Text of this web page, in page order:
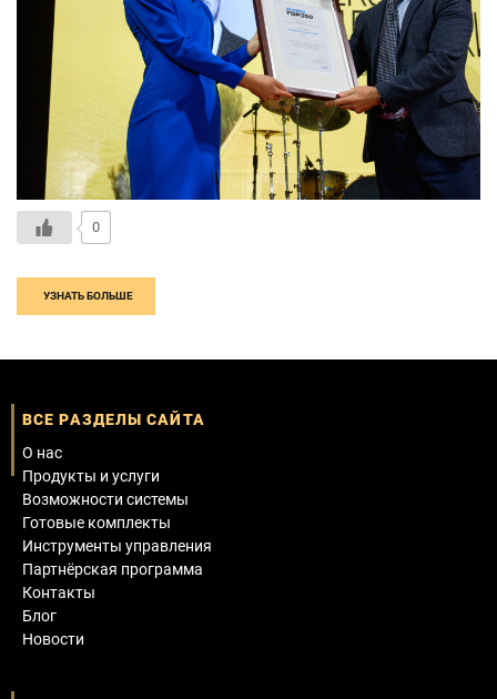
0
УЗНАТЬ БОЛЬШЕ
ВСЕ РАЗДЕЛЫ САЙТА
О нас
Продукты и услуги
Возможности системы
Готовые комплекты
Инструменты управления
Партнёрская программа
Контакты
Блог
Новости